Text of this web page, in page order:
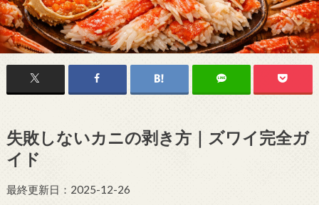
失敗しないカニの剥き方｜ズワイ完全ガ
イド
最終更新日：2025-12-26